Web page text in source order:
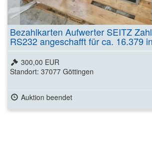
Bezahlkarten Aufwerter SEITZ
RS232 angeschafft für ca. 16.379
300,00 EUR
Standort: 37077 Göttingen
Auktion beendet